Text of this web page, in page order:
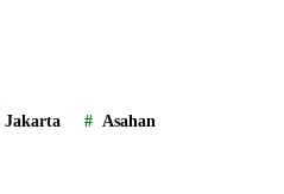
Jakarta Asahan